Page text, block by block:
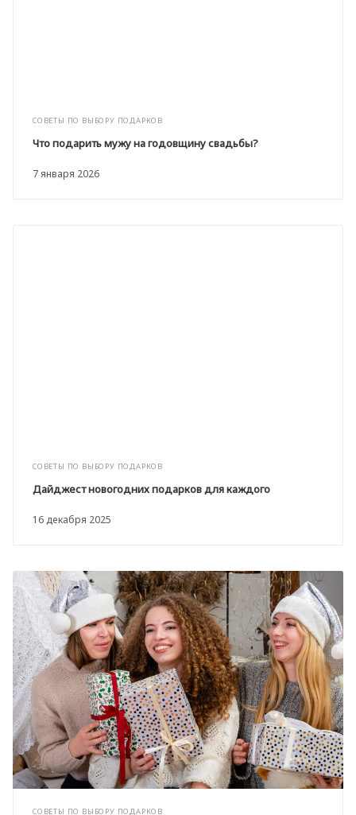
СОВЕТЫ ПО ВЫБОРУ ПОДАРКОВ
7 января 2026
Что подарить мужу на годовщину свадьбы?
СОВЕТЫ ПО ВЫБОРУ ПОДАРКОВ
16 декабря 2025
Дайджест новогодних подарков для каждого
СОВЕТЫ ПО ВЫБОРУ ПОДАРКОВ